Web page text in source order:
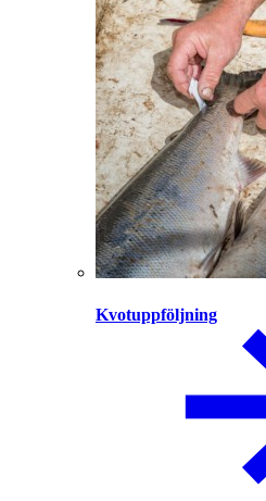
Kvotuppföljning